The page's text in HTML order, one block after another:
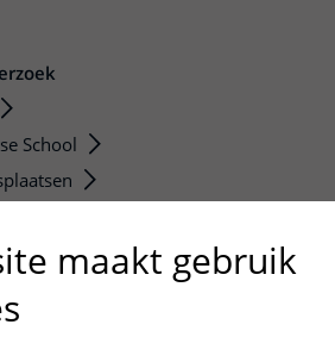
School
maakt gebruik